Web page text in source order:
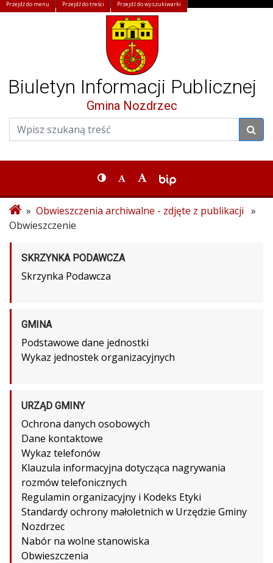
Przejdź do menu Przejdź do treści Przejdź do wyszukiwarki
Biuletyn Informacji Publicznej
Gmina Nozdrzec
» Obwieszczenia archiwalne - zdjęte z publikacji »
Obwieszczenie
SKRZYNKA PODAWCZA
Skrzynka Podawcza
GMINA
Podstawowe dane jednostki
Wykaz jednostek organizacyjnych
URZĄD GMINY
Ochrona danych osobowych
Dane kontaktowe
Wykaz telefonów
Klauzula informacyjna dotycząca nagrywania
rozmów telefonicznych
Regulamin organizacyjny i Kodeks Etyki
Standardy ochrony małoletnich w Urzędzie Gminy
Nozdrzec
Nabór na wolne stanowiska
Obwieszczenia